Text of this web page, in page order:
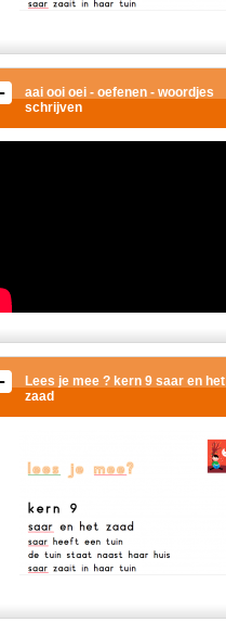
aai ooi oei - oefenen - woordjes
schrijven
Lees je mee ? kern 9 saar en het
zaad